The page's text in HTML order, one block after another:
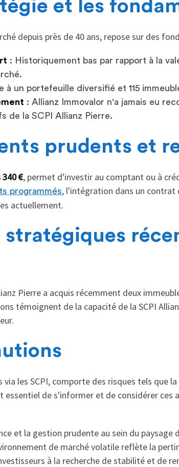
et les
depuis près de 40 ans, repose sur des
: Historiquement bas par rapport à la
à un portefeuille diversifié et 115
: Allianz Immovalor n'a jamais eu
de la SCPI Allianz Pierre.
prudents et
340 €, permet d'investir au comptant ou à
programmés, l'intégration dans un contrat
actuellement.
stratégiques
Pierre a acquis récemment deux
témoignent de la capacité de la SCPI
les SCPI, comporte des risques tels que
de s'informer et de considérer ces
et la gestion prudente au sein du paysage
de marché volatile reflète la
à la recherche de stabilité et de